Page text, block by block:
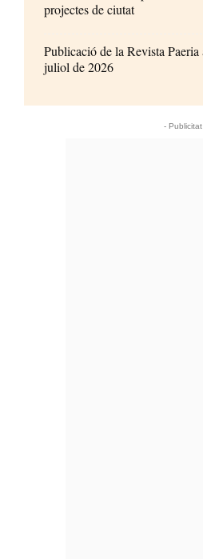
projectes de ciutat
Publicació de la Revista Paeria
juliol de 2026
- Publicitat